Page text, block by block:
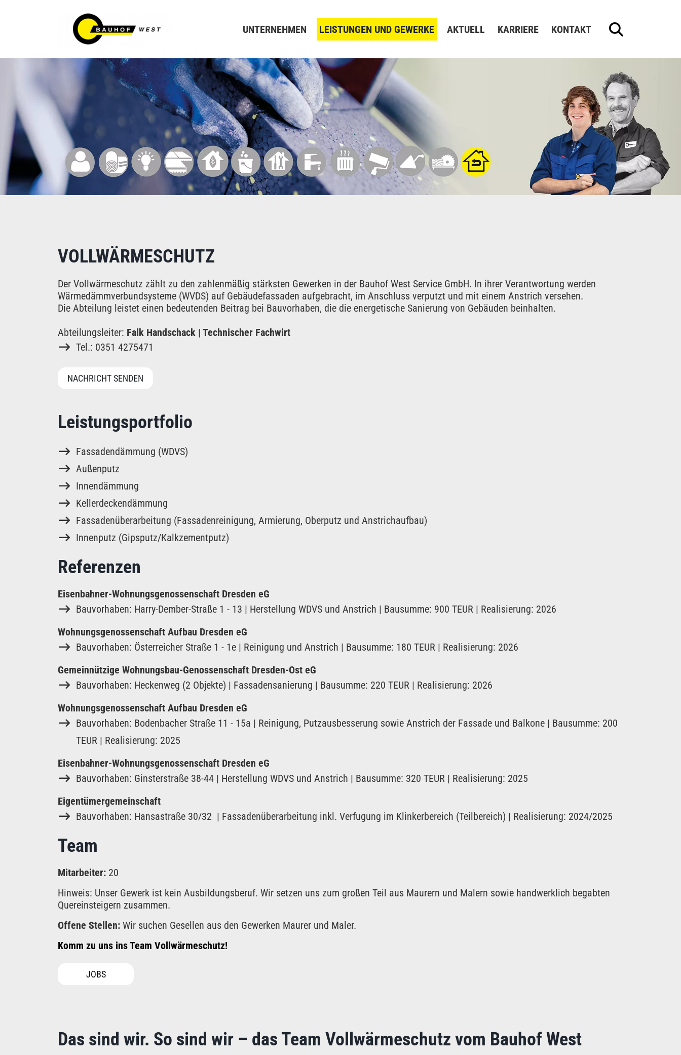
UNTERNEHMEN LEISTUNGEN UND GEWERKE AKTUELL KARRIERE KONTAKT
VOLLWÄRMESCHUTZ
Der Vollwärmeschutz zählt zu den zahlenmäßig stärksten Gewerken in der Bauhof West Service GmbH. In ihrer Verantwortung werden
Wärmedämmverbundsysteme (WVDS) auf Gebäudefassaden aufgebracht, im Anschluss verputzt und mit einem Anstrich versehen.
Die Abteilung leistet einen bedeutenden Beitrag bei Bauvorhaben, die die energetische Sanierung von Gebäuden beinhalten.
Abteilungsleiter: Falk Handschack | Technischer Fachwirt
Tel.: 0351 4275471
NACHRICHT SENDEN
Leistungsportfolio
Fassadendämmung (WDVS)
Außenputz
Innendämmung
Kellerdeckendämmung
Fassadenüberarbeitung (Fassadenreinigung, Armierung, Oberputz und Anstrichaufbau)
Innenputz (Gipsputz/Kalkzementputz)
Referenzen
Eisenbahner-Wohnungsgenossenschaft Dresden eG
Bauvorhaben: Harry-Dember-Straße 1 - 13 | Herstellung WDVS und Anstrich | Bausumme: 900 TEUR | Realisierung: 2026
Wohnungsgenossenschaft Aufbau Dresden eG
Bauvorhaben: Österreicher Straße 1 - 1e | Reinigung und Anstrich | Bausumme: 180 TEUR | Realisierung: 2026
Gemeinnützige Wohnungsbau-Genossenschaft Dresden-Ost eG
Bauvorhaben: Heckenweg (2 Objekte) | Fassadensanierung | Bausumme: 220 TEUR | Realisierung: 2026
Wohnungsgenossenschaft Aufbau Dresden eG
Bauvorhaben: Bodenbacher Straße 11 - 15a | Reinigung, Putzausbesserung sowie Anstrich der Fassade und Balkone | Bausumme: 200
TEUR | Realisierung: 2025
Eisenbahner-Wohnungsgenossenschaft Dresden eG
Bauvorhaben: Ginsterstraße 38-44 | Herstellung WDVS und Anstrich | Bausumme: 320 TEUR | Realisierung: 2025
Eigentümergemeinschaft
Bauvorhaben: Hansastraße 30/32 | Fassadenüberarbeitung inkl. Verfugung im Klinkerbereich (Teilbereich) | Realisierung: 2024/2025
Team
Mitarbeiter: 20
Hinweis: Unser Gewerk ist kein Ausbildungsberuf. Wir setzen uns zum großen Teil aus Maurern und Malern sowie handwerklich begabten
Quereinsteigern zusammen.
Offene Stellen: Wir suchen Gesellen aus den Gewerken Maurer und Maler.
Komm zu uns ins Team Vollwärmeschutz!
JOBS
Das sind wir. So sind wir – das Team Vollwärmeschutz vom Bauhof West